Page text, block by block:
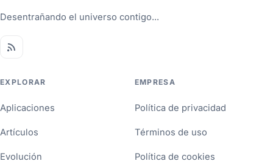
Desentrañando el universo contigo...
EXPLORAR
Aplicaciones
Artículos
Evolución
EMPRESA
Política de privacidad
Términos de uso
Política de cookies